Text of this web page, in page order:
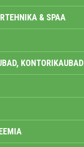
& SPAA
KONTORIKAUBAD